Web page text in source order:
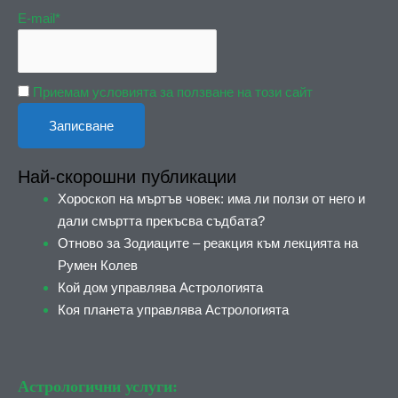
E-mail*
Приемам условията за ползване на този сайт
Най-скорошни публикации
Хороскоп на мъртъв човек: има ли ползи от него и
дали смъртта прекъсва съдбата?
Отново за Зодиаците – реакция към лекцията на
Румен Колев
Кой дом управлява Астрологията
Коя планета управлява Астрологията
Астрологични услуги: